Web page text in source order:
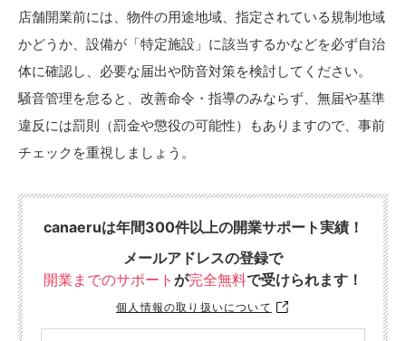
店舗開業前には、物件の用途地域、指定されている規制地域
かどうか、設備が「特定施設」に該当するかなどを必ず自治
体に確認し、必要な届出や防音対策を検討してください。
騒音管理を怠ると、改善命令・指導のみならず、無届や基準
違反には罰則（罰金や懲役の可能性）もありますので、事前
チェックを重視しましょう。
canaeruは年間300件以上の開業サポート実績！
メールアドレスの登録で
開業までのサポート が完全無料で受けられます！
個人情報の取り扱いについて